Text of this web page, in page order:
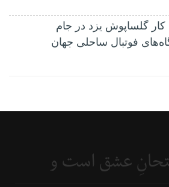
گلساپوش یزد در جام
فوتبال ساحلی جهان
عشق است و